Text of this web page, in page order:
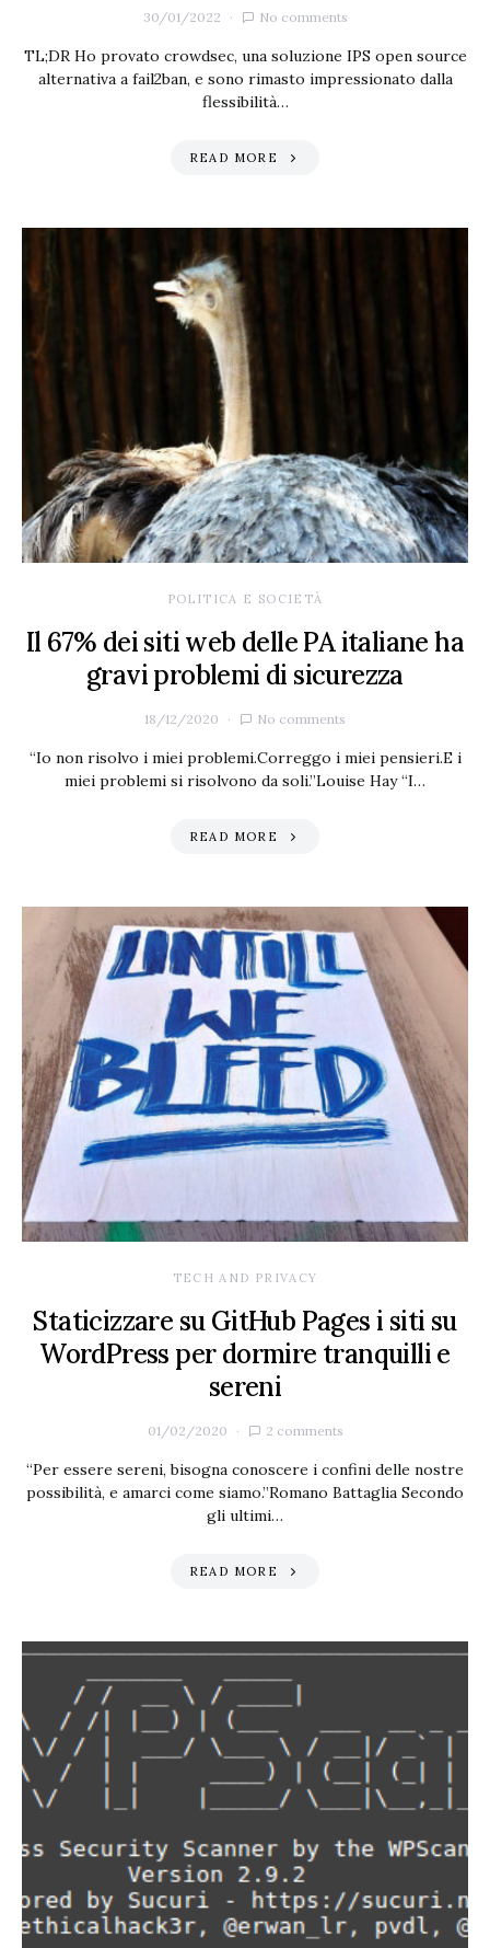
30/01/2022 No comments
TL;DR Ho provato crowdsec, una soluzione IPS open source
alternativa a fail2ban, e sono rimasto impressionato dalla
flessibilità…
READ MORE
POLITICA E SOCIETÀ
Il 67% dei siti web delle PA italiane ha
gravi problemi di sicurezza
18/12/2020 No comments
“Io non risolvo i miei problemi.Correggo i miei pensieri.E i
miei problemi si risolvono da soli.”Louise Hay “I…
READ MORE
TECH AND PRIVACY
Staticizzare su GitHub Pages i siti su
WordPress per dormire tranquilli e
sereni
01/02/2020 2 comments
“Per essere sereni, bisogna conoscere i confini delle nostre
possibilità, e amarci come siamo.”Romano Battaglia Secondo
gli ultimi…
READ MORE